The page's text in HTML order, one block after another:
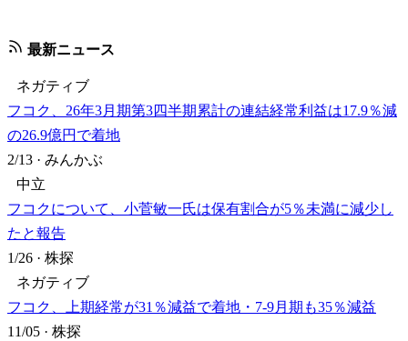
最新ニュース
ネガティブ
フコク、26年3月期第3四半期累計の連結経常利益は17.9％減
の26.9億円で着地
2/13 · みんかぶ
中立
フコクについて、小菅敏一氏は保有割合が5％未満に減少し
たと報告
1/26 · 株探
ネガティブ
フコク、上期経常が31％減益で着地・7-9月期も35％減益
11/05 · 株探